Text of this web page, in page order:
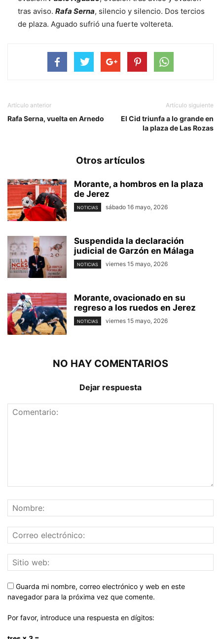
tras aviso. Rafa Serna, silencio y silencio. Dos tercios
de plaza. Aguado sufrió una fuerte voltereta.
Artículo anterior
Rafa Serna, vuelta en Arnedo
Artículo siguiente
El Cid triunfa a lo grande en
la plaza de Las Rozas
Otros artículos
Morante, a hombros en la plaza
de Jerez
NOTICIAS sábado 16 mayo, 2026
Suspendida la declaración
judicial de Garzón en Málaga
NOTICIAS viernes 15 mayo, 2026
Morante, ovacionado en su
regreso a los ruedos en Jerez
NOTICIAS viernes 15 mayo, 2026
NO HAY COMENTARIOS
Dejar respuesta
Guarda mi nombre, correo electrónico y web en este
navegador para la próxima vez que comente.
Por favor, introduce una respuesta en dígitos: